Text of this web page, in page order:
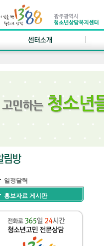
일정달력
홍보자료 게시판